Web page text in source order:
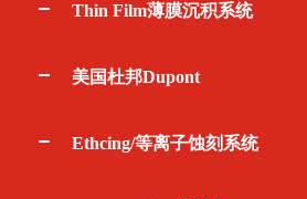
Thin Film薄膜沉积系统
美国杜邦Dupont
Ethcing/等离子蚀刻系统